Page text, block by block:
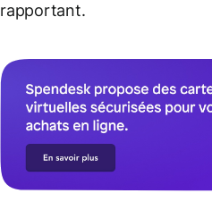
rapportant.